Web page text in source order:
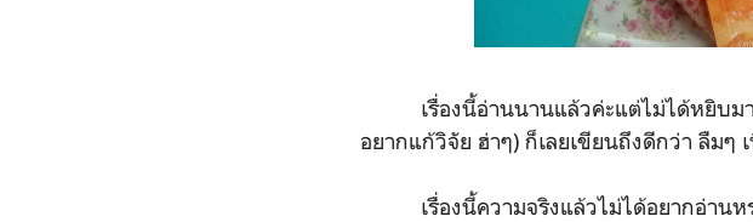
เรื่องนี้อ่านนานแล้วค่ะแต่ไม่ได้หยิบมาเ
อยากแก้วิจัย ฮ่าๆ) ก็เลยเขียนถึงดีกว่า ลืมๆ
เรื่องนี้ความจริงแล้วไม่ได้อยากอ่านหร